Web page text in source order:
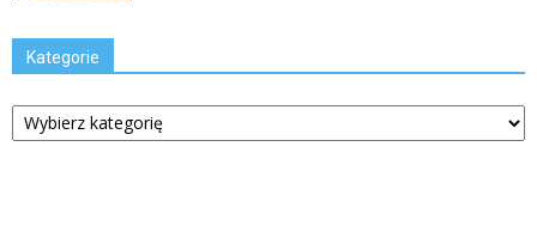
Kategorie
Kategorie